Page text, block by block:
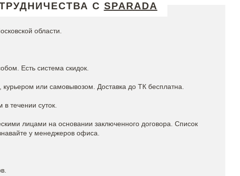
С SPARADA
области.
Есть система скидок.
или самовывозом. Доставка до ТК бесплатна.
течении суток.
лицами на основании заключенного договора. Список
у менеджеров офиса.